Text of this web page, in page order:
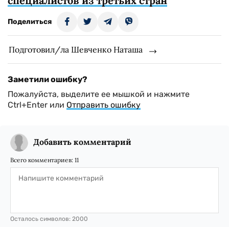
Поделиться
Подготовил/ла Шевченко Наташа
Заметили ошибку?
Пожалуйста, выделите ее мышкой и нажмите
Ctrl+Enter или Отправить ошибку
Добавить комментарий
Всего комментариев: 11
Осталось символов: 2000